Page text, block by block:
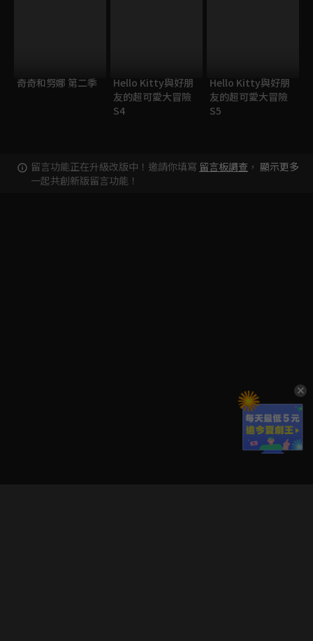
奇奇和努娜 第二季
Hello Kitty與好朋
友的超可愛大冒險
S4
Hello Kitty與好朋
友的超可愛大冒險
S5
留言功能正在升級改版中！邀請你填寫 留言板調查 ，
一起共創新版留言功能！
顯示更多